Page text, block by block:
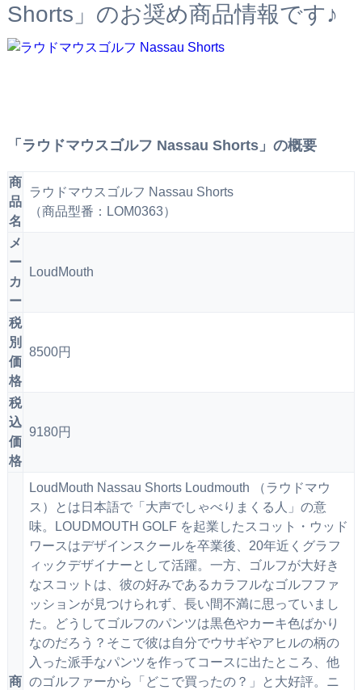
Shorts」のお奨め商品情報です♪
「ラウドマウスゴルフ Nassau Shorts」の概要
商
品
名
ラウドマウスゴルフ Nassau Shorts
（商品型番：LOM0363）
メ
ー
カ
ー
LoudMouth
税
別
価
格
8500円
税
込
価
格
9180円
商
LoudMouth Nassau Shorts Loudmouth （ラウドマウ
ス）とは日本語で「大声でしゃべりまくる人」の意
味。LOUDMOUTH GOLF を起業したスコット・ウッド
ワースはデザインスクールを卒業後、20年近くグラフ
ィックデザイナーとして活躍。一方、ゴルフが大好き
なスコットは、彼の好みであるカラフルなゴルフファ
ッションが見つけられず、長い間不満に思っていまし
た。どうしてゴルフのパンツは黒色やカーキ色ばかり
なのだろう？そこで彼は自分でウサギやアヒルの柄の
入った派手なパンツを作ってコースに出たところ、他
のゴルファーから「どこで買ったの？」と大好評。ニ